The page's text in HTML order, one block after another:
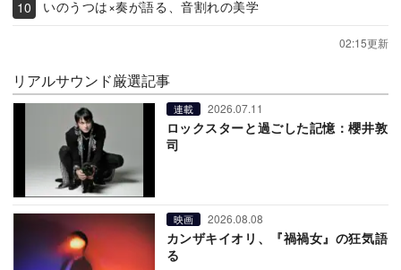
いのうつは×奏が語る、音割れの美学
02:15更新
リアルサウンド厳選記事
連載 2026.07.11
ロックスターと過ごした記憶：櫻井敦
司
映画 2026.08.08
カンザキイオリ、『禍禍女』の狂気語
る